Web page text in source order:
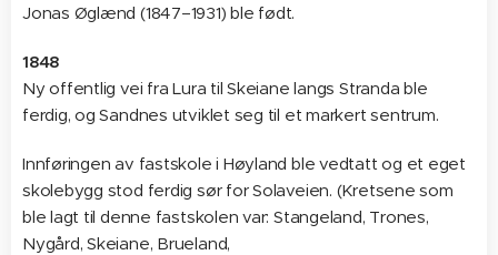
Jonas Øglænd (1847–1931) ble født.
1848
Ny offentlig vei fra Lura til Skeiane langs Stranda ble
ferdig, og Sandnes utviklet seg til et markert sentrum.
Innføringen av fastskole i Høyland ble vedtatt og et eget
skolebygg stod ferdig sør for Solaveien. (Kretsene som
ble lagt til denne fastskolen var: Stangeland, Trones,
Nygård, Skeiane, Brueland,